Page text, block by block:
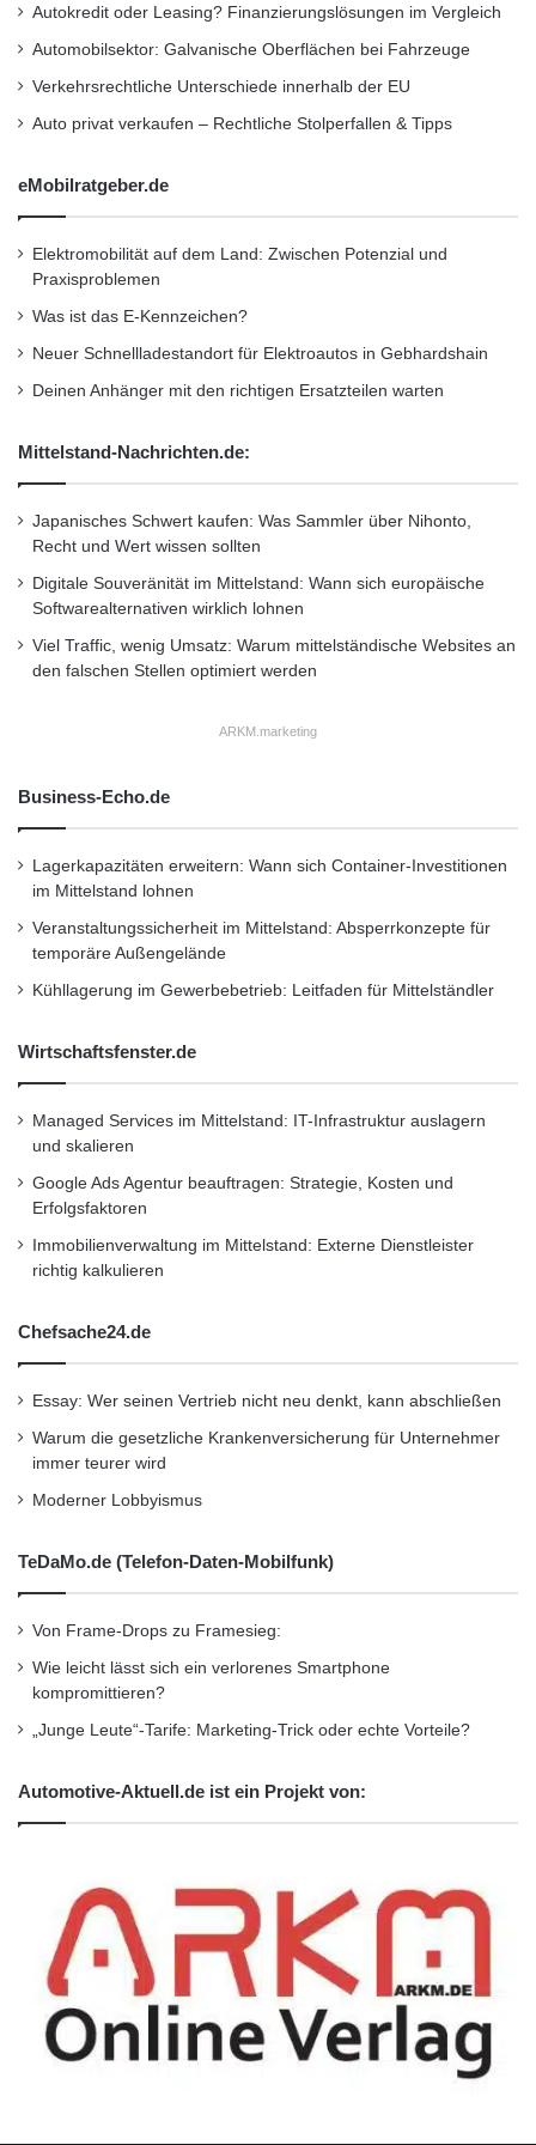
europäische Tochterunternehmen der NTT
Communications Corporation, dem
internationalen Datendienste- und IP-Dienste-
Fortune-Global-500-Liste führenden
Telekommunikationsanbieters Nippon
Telegraph Telephone Corporation (NTT). NTT
Europe bietet Unternehmens-Hosting der
Weltklasse, gemanagte Netzwerkdienste und
IP-Netzwerkdienste für Unternehmenskunden
und Serviceprovider in Europa.
Über NTT Communications: Das breit
gefächerte Dienstleistungsspektrum von NTT
Communications reicht von globalen
Netzwerken über Managementlösungen bis hin
zu IT-Dienstleistungen. Zur grossen
ein Tier-1-IP-Backbone, mit dem über 150
Länder abgedeckt werden, sowie sichere
Datenzentren in Asien, Nordamerika und
Europa.
NTT Communications ist ein
einem der weltgrössten
Telekommunikationsunternehmen, das an den
Börsen in Tokio, London und New York notiert
ist. Weitere Informationen finden Sie unter
http://www.ntt.com.
die Logos von NTT Communications und NTT
Europe sind eingetragene Marken oder
Marken der NIPPON TELEGRAPH AND
TELEPHONE CORPORATION und/oder
verbundener Unternehmen. Alle anderen
genannten Produktnamen sind Marken ihrer
jeweiligen Eigner.
(c) 2011 NTT Communications
http://www.presseportal.de/pm/79609/2134791
/ntt-communications-stellt-auf-dem-gartner-
symposium-itxpo-2011-neues-cloud-
geschaeftsmodell-vor/api
c
h
m
m
i
l
i
f
i
a
z
r
n
Autokredit oder Leasing? Finanzierungslösungen im Vergleich
Automobilsektor: Galvanische Oberflächen bei Fahrzeuge
Verkehrsrechtliche Unterschiede innerhalb der EU
Auto privat verkaufen – Rechtliche Stolperfallen & Tipps
eMobilratgeber.de
Elektromobilität auf dem Land: Zwischen Potenzial und
Praxisproblemen
Was ist das E-Kennzeichen?
Neuer Schnellladestandort für Elektroautos in Gebhardshain
Deinen Anhänger mit den richtigen Ersatzteilen warten
Mittelstand-Nachrichten.de:
Japanisches Schwert kaufen: Was Sammler über Nihonto,
Recht und Wert wissen sollten
Digitale Souveränität im Mittelstand: Wann sich europäische
Softwarealternativen wirklich lohnen
Viel Traffic, wenig Umsatz: Warum mittelständische Websites an
den falschen Stellen optimiert werden
ARKM.marketing
Business-Echo.de
Lagerkapazitäten erweitern: Wann sich Container-Investitionen
im Mittelstand lohnen
Veranstaltungssicherheit im Mittelstand: Absperrkonzepte für
temporäre Außengelände
Kühllagerung im Gewerbebetrieb: Leitfaden für Mittelständler
Wirtschaftsfenster.de
Managed Services im Mittelstand: IT-Infrastruktur auslagern
und skalieren
Google Ads Agentur beauftragen: Strategie, Kosten und
Erfolgsfaktoren
Immobilienverwaltung im Mittelstand: Externe Dienstleister
richtig kalkulieren
Chefsache24.de
Essay: Wer seinen Vertrieb nicht neu denkt, kann abschließen
Warum die gesetzliche Krankenversicherung für Unternehmer
immer teurer wird
Moderner Lobbyismus
TeDaMo.de (Telefon-Daten-Mobilfunk)
Von Frame-Drops zu Framesieg:
Wie leicht lässt sich ein verlorenes Smartphone
kompromittieren?
„Junge Leute“-Tarife: Marketing-Trick oder echte Vorteile?
Automotive-Aktuell.de ist ein Projekt von: